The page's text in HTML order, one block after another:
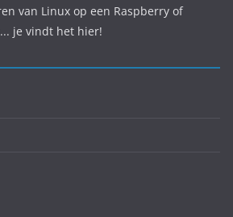
van Linux op een Raspberry of
je vindt het hier!